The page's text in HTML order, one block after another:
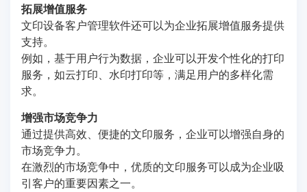
拓展增值服务
文印设备客户管理软件还可以为企业拓展增值服务提供
支持。
例如，基于用户行为数据，企业可以开发个性化的打印
服务，如云打印、水印打印等，满足用户的多样化需
求。
增强市场竞争力
通过提供高效、便捷的文印服务，企业可以增强自身的
市场竞争力。
在激烈的市场竞争中，优质的文印服务可以成为企业吸
引客户的重要因素之一。